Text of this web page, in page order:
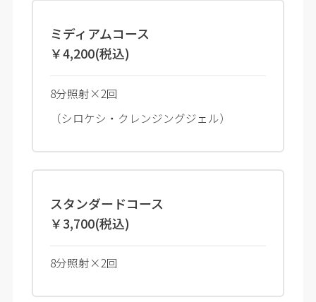
ミディアムコース
￥4,200(税込)
8分照射×2回
（シロケシ・クレンジングジェル）
スタンダードコース
￥3,700(税込)
8分照射×2回